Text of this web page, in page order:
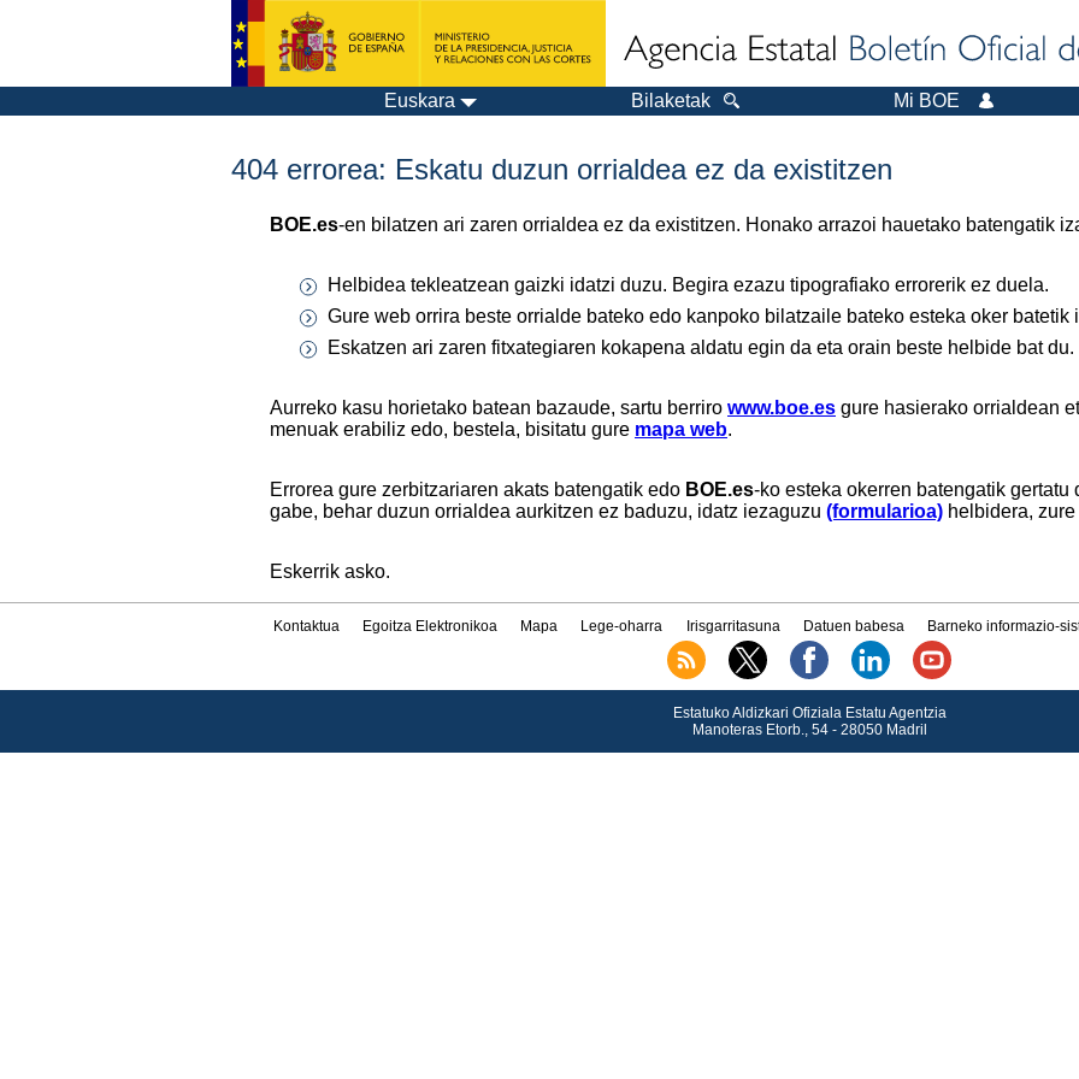
Euskara Bilaketak Mi BOE
404 errorea: Eskatu duzun orrialdea ez da existitzen
BOE.es-en bilatzen ari zaren orrialdea ez da existitzen. Honako arrazoi hauetako batengatik
Helbidea tekleatzean gaizki idatzi duzu. Begira ezazu tipografiako errorerik ez duela.
Gure web orrira beste orrialde bateko edo kanpoko bilatzaile bateko esteka oker batetik
Eskatzen ari zaren fitxategiaren kokapena aldatu egin da eta orain beste helbide bat du.
Aurreko kasu horietako batean bazaude, sartu berriro www.boe.es gure hasierako orrialdean
menuak erabiliz edo, bestela, bisitatu gure mapa web.
Errorea gure zerbitzariaren akats batengatik edo BOE.es-ko esteka okerren batengatik
gabe, behar duzun orrialdea aurkitzen ez baduzu, idatz iezaguzu (formularioa) helbidera,
Eskerrik asko.
Kontaktua Egoitza Elektronikoa Mapa Lege-oharra Irisgarritasuna Datuen babesa Barneko informazio-
Estatuko Aldizkari Ofiziala Estatu Agentzia
Manoteras Etorb., 54 - 28050 Madril